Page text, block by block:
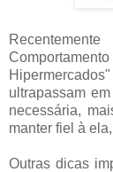
ultrapassam
necessária,
manter fiel à
Outras dicas